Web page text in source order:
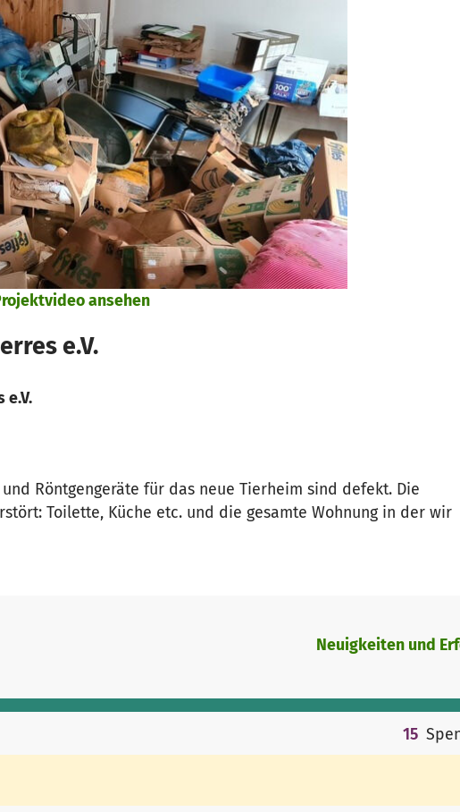
ansehen
e.V.
e.V.
Röntgengeräte für das neue Tierheim sind defekt. Die
Toilette, Küche etc. und die gesamte Wohnung in der wir
Neuigkeiten und
15